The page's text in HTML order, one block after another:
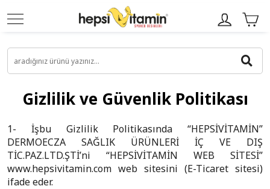
Gizlilik ve Güvenlik Politikası
1- İşbu Gizlilik Politikasında “HEPSİVİTAMİN”
DERMOECZA SAĞLIK ÜRÜNLERİ İÇ VE DIŞ
TİC.PAZ.LTD.ŞTİ’ni “HEPSİVİTAMİN WEB SİTESİ”
www.hepsivitamin.com web sitesini (E-Ticaret sitesi)
ifade eder.